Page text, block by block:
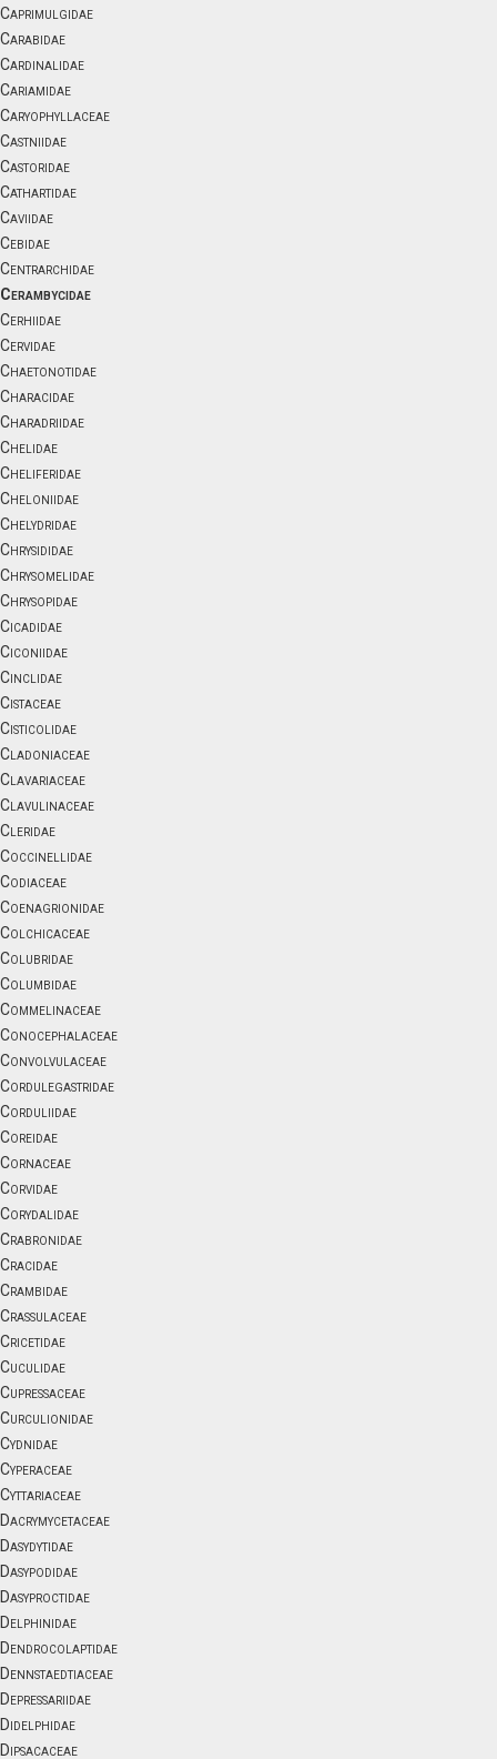
Caprimulgidae
Carabidae
Cardinalidae
Cariamidae
Caryophyllaceae
Castniidae
Castoridae
Cathartidae
Caviidae
Cebidae
Centrarchidae
Cerambycidae
Cerhiidae
Cervidae
Chaetonotidae
Characidae
Charadriidae
Chelidae
Cheliferidae
Cheloniidae
Chelydridae
Chrysididae
Chrysomelidae
Chrysopidae
Cicadidae
Ciconiidae
Cinclidae
Cistaceae
Cisticolidae
Cladoniaceae
Clavariaceae
Clavulinaceae
Cleridae
Coccinellidae
Codiaceae
Coenagrionidae
Colchicaceae
Colubridae
Columbidae
Commelinaceae
Conocephalaceae
Convolvulaceae
Cordulegastridae
Corduliidae
Coreidae
Cornaceae
Corvidae
Corydalidae
Crabronidae
Cracidae
Crambidae
Crassulaceae
Cricetidae
Cuculidae
Cupressaceae
Curculionidae
Cydnidae
Cyperaceae
Cyttariaceae
Dacrymycetaceae
Dasydytidae
Dasypodidae
Dasyproctidae
Delphinidae
Dendrocolaptidae
Dennstaedtiaceae
Depressariidae
Didelphidae
Dipsacaceae